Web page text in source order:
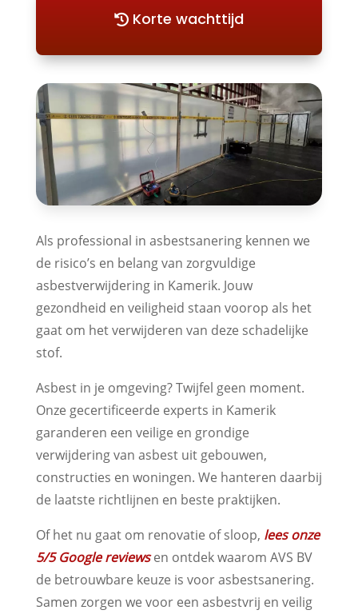
Korte wachttijd
Als professional in asbestsanering kennen we
de risico’s en belang van zorgvuldige
asbestverwijdering in Kamerik. Jouw
gezondheid en veiligheid staan voorop als het
gaat om het verwijderen van deze schadelijke
stof.
Asbest in je omgeving? Twijfel geen moment.
Onze gecertificeerde experts in Kamerik
garanderen een veilige en grondige
verwijdering van asbest uit gebouwen,
constructies en woningen. We hanteren daarbij
de laatste richtlijnen en beste praktijken.
Of het nu gaat om renovatie of sloop, lees onze
5/5 Google reviewsen ontdek waarom AVS BV
de betrouwbare keuze is voor asbestsanering.
Samen zorgen we voor een asbestvrij en veilig